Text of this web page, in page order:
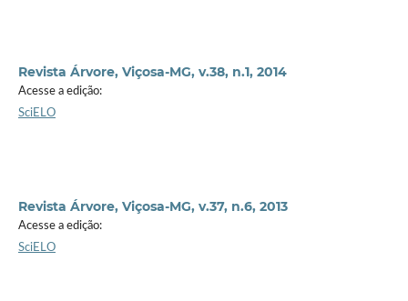
Revista Árvore, Viçosa-MG, v.38, n.1, 2014
Acesse a edição:
SciELO
Revista Árvore, Viçosa-MG, v.37, n.6, 2013
Acesse a edição:
SciELO